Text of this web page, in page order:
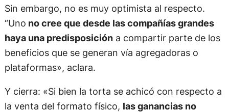
Sin embargo, no es muy optimista al respecto.
“Uno no cree que desde las compañías grandes
haya una predisposicióna compartir parte de los
beneficios que se generan vía agregadoras o
plataformas», aclara.
Y cierra: «Si bien la torta se achicó con respecto a
la venta del formato físico, las ganancias no